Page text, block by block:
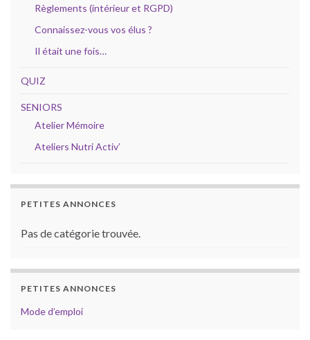
Règlements (intérieur et RGPD)
Connaissez-vous vos élus ?
Il était une fois…
QUIZ
SENIORS
Atelier Mémoire
Ateliers Nutri Activ’
PETITES ANNONCES
Pas de catégorie trouvée.
PETITES ANNONCES
Mode d’emploi